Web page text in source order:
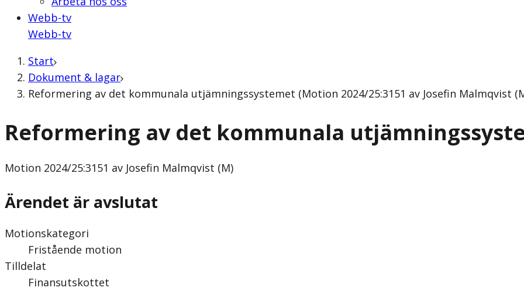
Webb-tv
Webb-tv
Start
Dokument & lagar
Reformering av det kommunala utjämningssystemet (Motion 2024/25:3151 av Josefin Malmqvist
Reformering av det kommunala
Motion 2024/25:3151 av Josefin Malmqvist (M)
Ärendet är avslutat
Motionskategori
Fristående motion
Tilldelat
Finansutskottet